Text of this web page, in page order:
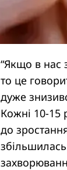
“Якщо в нас
то це
дуже
Кожні 10-15
до